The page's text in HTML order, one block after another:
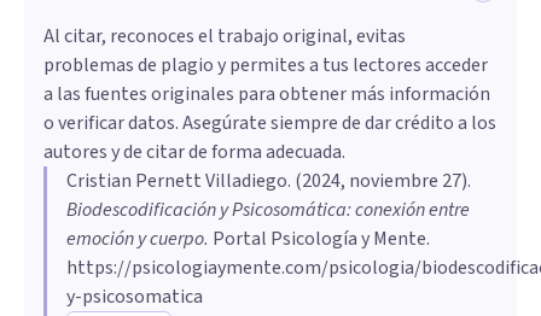
Al citar, reconoces el trabajo original, evitas
problemas de plagio y permites a tus lectores acceder
a las fuentes originales para obtener más información
o verificar datos. Asegúrate siempre de dar crédito a los
autores y de citar de forma adecuada.
Cristian Pernett Villadiego. (2024, noviembre 27).
Biodescodificación y Psicosomática: conexión entre
emoción y cuerpo. Portal Psicología y Mente.
https://psicologiaymente.com/psicologia/
y-psicosomatica